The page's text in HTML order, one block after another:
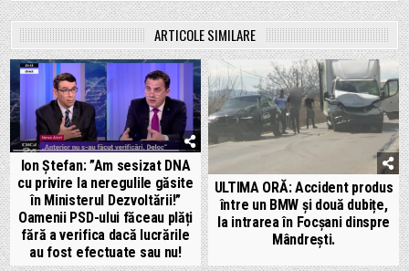
ARTICOLE SIMILARE
Ion Ștefan: ”Am sesizat DNA
cu privire la neregulile găsite
în Ministerul Dezvoltării!”
Oamenii PSD-ului făceau plăți
fără a verifica dacă lucrările
au fost efectuate sau nu!
ULTIMA ORĂ: Accident produs
între un BMW și două dubițe,
la intrarea în Focșani dinspre
Mândrești.